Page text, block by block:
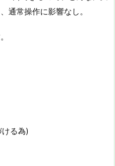
通常操作に影響なし。
る為)